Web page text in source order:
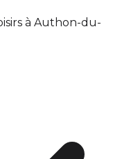
à Authon-du-